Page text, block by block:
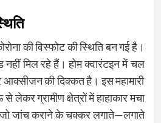
की विस्फोट की स्थिति बन गई है।
नहीं मिल रहे हैं। होम क्वारंटइन में चल
आक्सीजन की दिक्कत है। इस महामारी
ग्रामीण क्षेत्रों में हाहाकार मचा
जांच कराने के चक्कर लगाते—लगाते